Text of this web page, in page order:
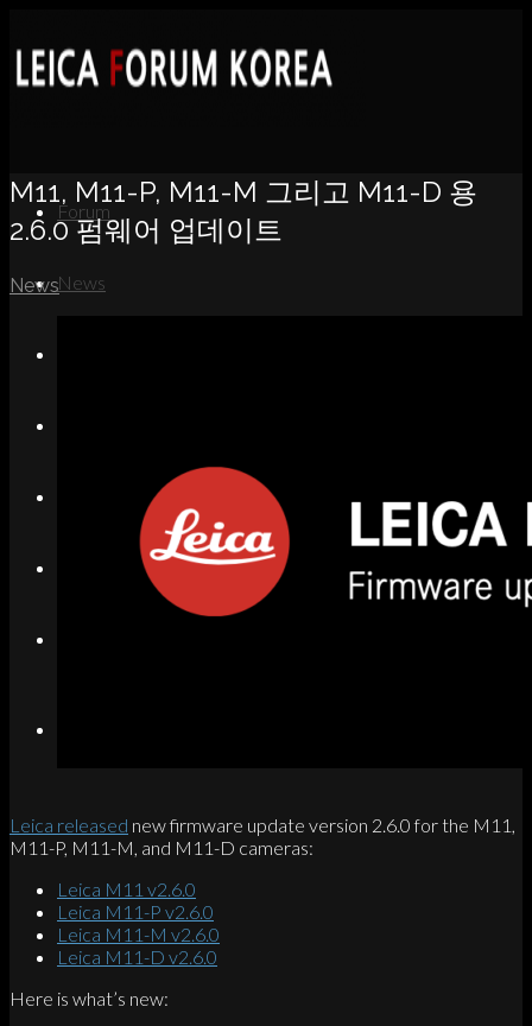
Forum
News
Search
M11, M11-P, M11-M 그리고 M11-D 용
2.6.0 펌웨어 업데이트
News
Leica released new firmware update version 2.6.0 for the M11,
M11-P, M11-M, and M11-D cameras:
Leica M11 v2.6.0
Leica M11-P v2.6.0
Leica M11-M v2.6.0
Leica M11-D v2.6.0
Here is what’s new: